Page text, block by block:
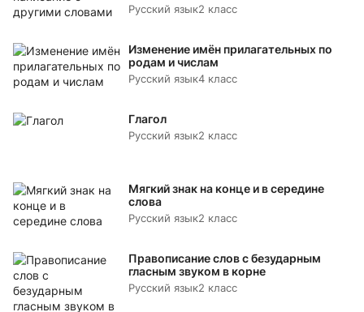
Русский язык2 класс
Изменение имён прилагательных по
родам и числам
Русский язык4 класс
Глагол
Русский язык2 класс
Мягкий знак на конце и в середине
слова
Русский язык2 класс
Правописание слов с безударным
гласным звуком в корне
Русский язык2 класс